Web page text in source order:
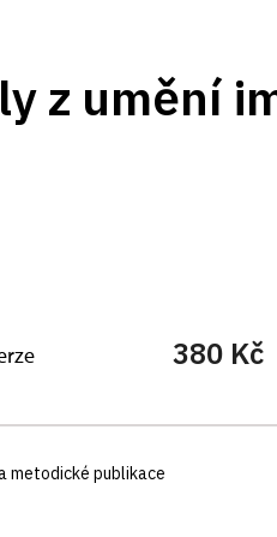
z umění
380 Kč
metodické publikace